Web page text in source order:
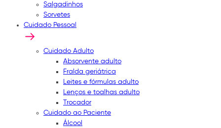
Salgadinhos
Sorvetes
Cuidado Pessoal
Cuidado Adulto
Absorvente adulto
Fralda geriátrica
Leites e fórmulas adulto
Lenços e toalhas adulto
Trocador
Cuidado ao Paciente
Álcool